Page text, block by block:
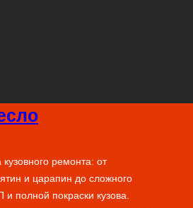
ремонта: от
и царапин до сложного
полной покраски кузова.